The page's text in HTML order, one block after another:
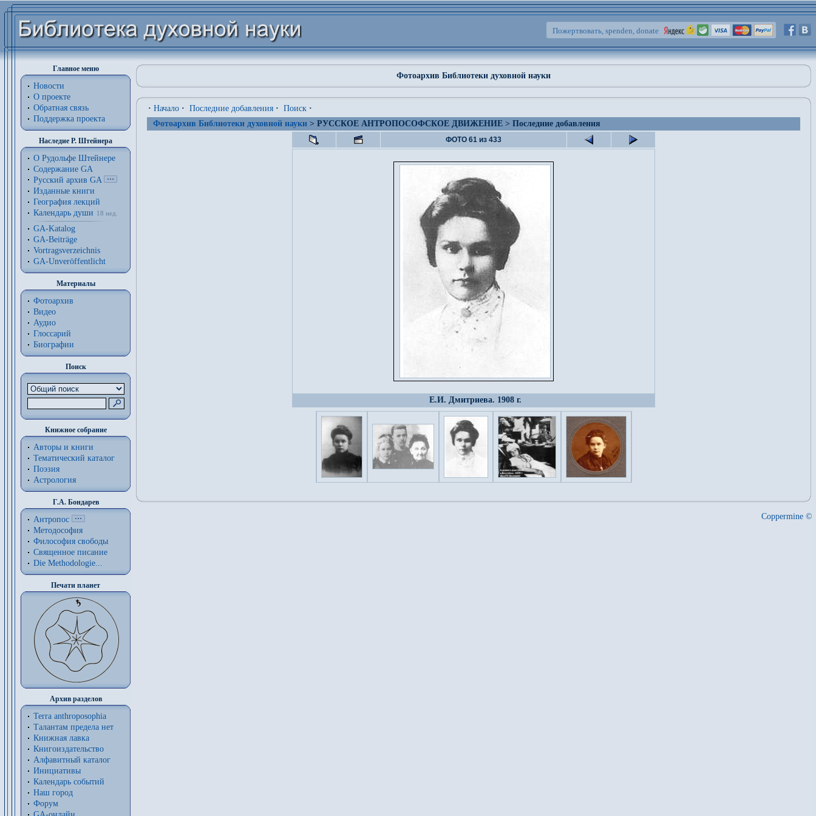
Пожертвовать, spenden, donate
Главное меню
Новости
О проекте
Обратная связь
Поддержка проекта
Наследие Р. Штейнера
О Рудольфе Штейнере
Содержание GA
Русский архив GA
Изданные книги
География лекций
Календарь души
18 нед.
GA-Katalog
GA-Beiträge
Vortragsverzeichnis
GA-Unveröffentlicht
Материалы
Фотоархив
Видео
Аудио
Глоссарий
Биографии
Поиск
Книжное собрание
Авторы и книги
Тематический каталог
Поэзия
Астрология
Г.А. Бондарев
Антропос
Методософия
Философия cвободы
Священное писание
Die Methodologie...
Печати планет
Архив разделов
Terra anthroposophia
Талантам предела нет
Книжная лавка
Книгоиздательство
Алфавитный каталог
Инициативы
Календарь событий
Наш город
Форум
Фотоархив Библиотеки духовной науки
· Начало · Последние добавления · Поиск ·
Фотоархив Библиотеки духовной науки > РУССКОЕ АНТРОПОСОФСКОЕ ДВИЖЕНИЕ > Последние добавления
ФОТО 61 из 433
Е.И. Дмитриева. 1908 г.
Coppermine ©